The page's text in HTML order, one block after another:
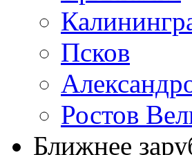
Псков
Ростов
Ближнее